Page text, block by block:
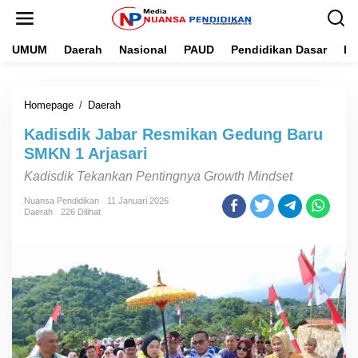
UMUM Daerah Nasional PAUD Pendidikan Dasar
Homepage / Daerah
d
i
s
d
k
r
R
e
s
m
i
Kadisdik Jabar Resmikan Gedung Baru
SMKN 1 Arjasari
Kadisdik Tekankan Pentingnya Growth Mindset
Nuansa Pendidikan
11 Januari 2026
Daerah
226 Dilihat